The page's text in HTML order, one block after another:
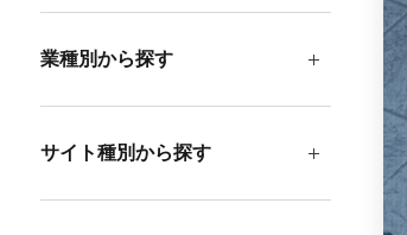
業種別から探す
サイト種別から探す